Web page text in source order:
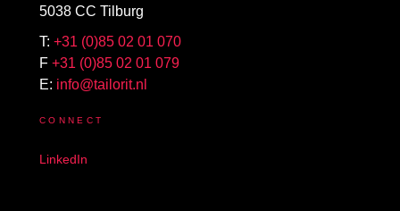
5038 CC Tilburg
T: +31 (0)85 02 01 070
F +31 (0)85 02 01 079
E: info@tailorit.nl
CONNECT
LinkedIn